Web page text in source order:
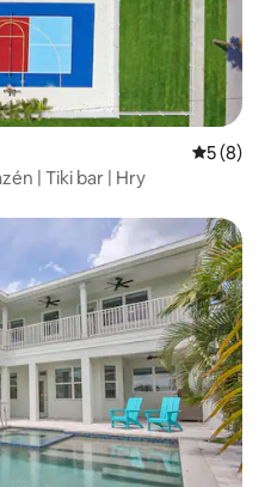
5 (8)
| Tiki bar | Hry